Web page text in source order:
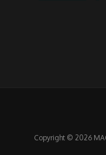
Copyright © 2026